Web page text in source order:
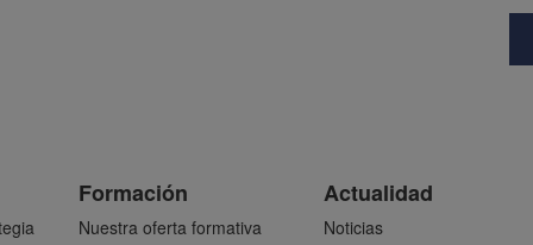
Formación
Nuestra oferta formativa
Actualidad
Noticias